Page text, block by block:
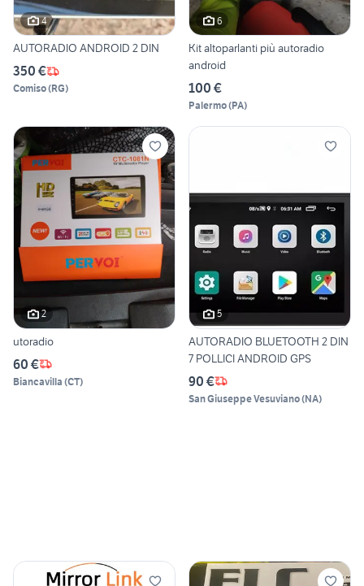
4
AUTORADIO ANDROID 2 DIN
350 €
Comiso(RG)
6
Kit altoparlanti più autoradio
android
100 €
Palermo(PA)
2
utoradio
60 €
Biancavilla (CT)
5
AUTORADIO BLUETOOTH 2 DIN
7 POLLICI ANDROID GPS
90 €
San Giuseppe Vesuviano(NA)